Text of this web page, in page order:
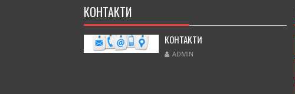
КОНТАКТИ
КОНТАКТИ
ADMIN